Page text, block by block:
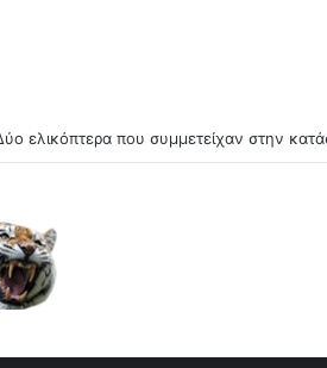
για κραχ τύπου 1929 και